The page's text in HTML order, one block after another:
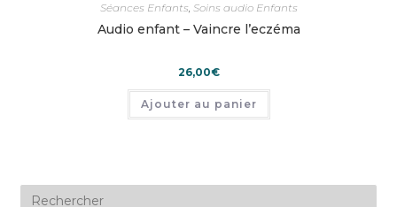
Séances Enfants, Soins audio Enfants
Audio enfant – Vaincre l’eczéma
26,00€
Ajouter au panier